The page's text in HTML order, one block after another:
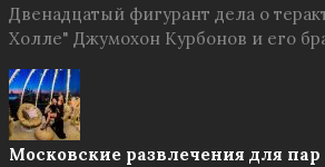
Двенадцатый фигурант дела о
Холле" Джумохон Курбонов и его
Московские развлечения для пар